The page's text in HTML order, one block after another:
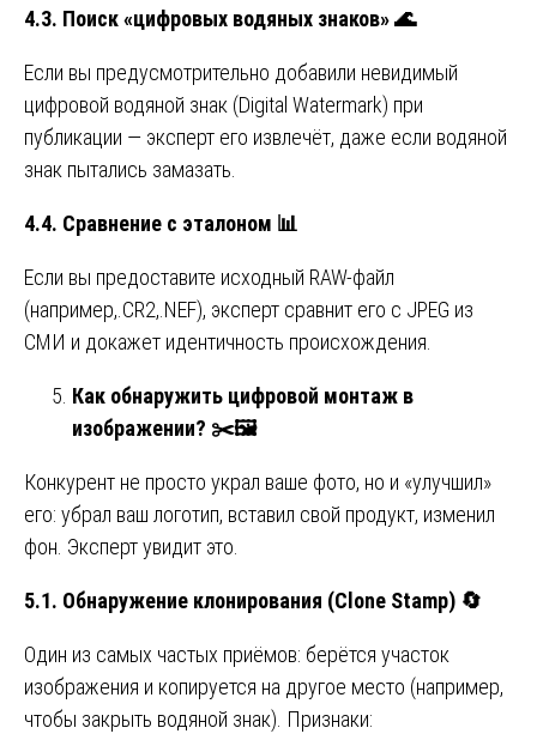
4.3. Поиск «цифровых водяных знаков»🌊
Если вы предусмотрительно добавили невидимый
цифровой водяной знак (Digital Watermark) при
публикации — эксперт его извлечёт, даже если водяной
знак пытались замазать.
4.4. Сравнение с эталоном 📊
Если вы предоставите исходный RAW-файл
(например,.CR2,.NEF), эксперт сравнит его с JPEG из
СМИ и докажет идентичность происхождения.
Как обнаружить цифровой монтаж в
изображении? ✂🖼
Конкурент не просто украл ваше фото, но и «улучшил»
его: убрал ваш логотип, вставил свой продукт, изменил
фон. Эксперт увидит это.
5.1. Обнаружение клонирования (Clone Stamp) 🔄
Один из самых частых приёмов: берётся участок
изображения и копируется на другое место (например,
чтобы закрыть водяной знак). Признаки: